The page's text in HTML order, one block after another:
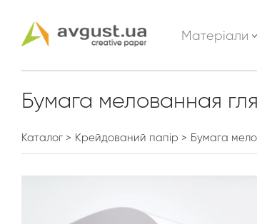
Матеріали
Бумага мелованная
Каталог Крейдований папір Бумага